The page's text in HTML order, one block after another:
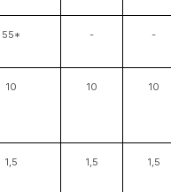
55* - -
10 10 10
1,5 1,5 1,5